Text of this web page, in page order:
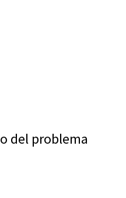
del problema